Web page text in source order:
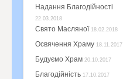
Надання Благодійності
22.03.2018
Свято Масляної 18.02.2018
Освячення Храму 18.11.2017
Будуємо Храм 20.10.2017
Благодійність 17.10.2017